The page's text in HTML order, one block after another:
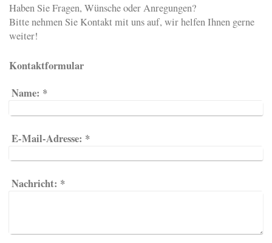
Haben Sie Fragen, Wünsche oder Anregungen?
Bitte nehmen Sie Kontakt mit uns auf, wir helfen Ihnen gerne
weiter!
Kontaktformular
Name: *
E-Mail-Adresse: *
Nachricht: *